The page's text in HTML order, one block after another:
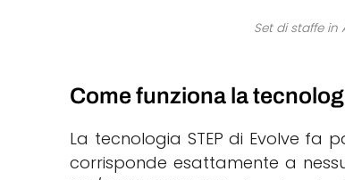
Set di staffe in
Come funziona la
La tecnologia STEP di Evolve fa
corrisponde esattamente a